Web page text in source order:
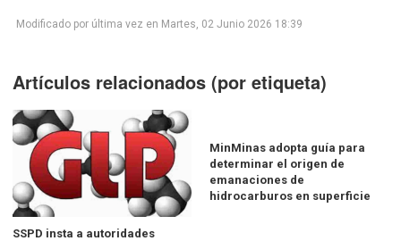
Modificado por última vez en Martes, 02 Junio 2026 18:39
Artículos relacionados (por etiqueta)
SSPD insta a autoridades
MinMinas adopta guía para
determinar el origen de
emanaciones de
hidrocarburos en superficie